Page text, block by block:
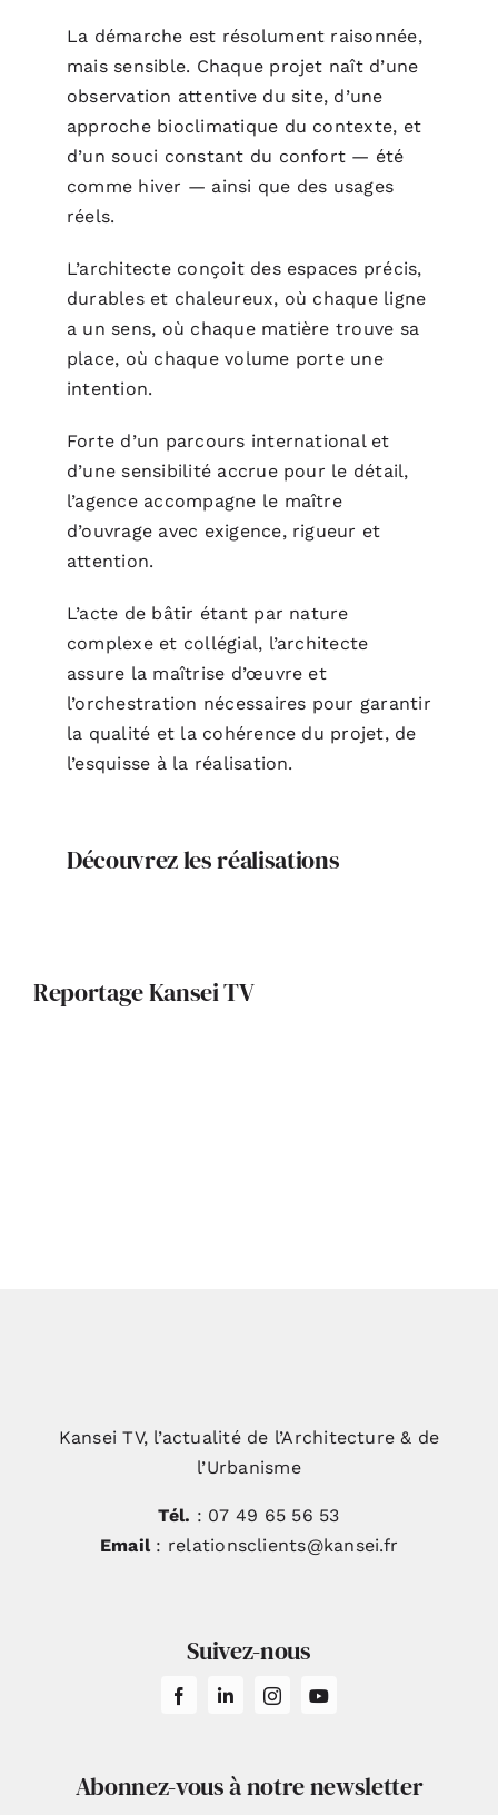
La démarche est résolument raisonnée,
mais sensible. Chaque projet naît d’une
observation attentive du site, d’une
approche bioclimatique du contexte, et
d’un souci constant du confort — été
comme hiver — ainsi que des usages
réels.
L’architecte conçoit des espaces précis,
durables et chaleureux, où chaque ligne
a un sens, où chaque matière trouve sa
place, où chaque volume porte une
intention.
Forte d’un parcours international et
d’une sensibilité accrue pour le détail,
l’agence accompagne le maître
d’ouvrage avec exigence, rigueur et
attention.
L’acte de bâtir étant par nature
complexe et collégial, l’architecte
assure la maîtrise d’œuvre et
l’orchestration nécessaires pour garantir
la qualité et la cohérence du projet, de
l’esquisse à la réalisation.
Découvrez les réalisations
Reportage Kansei TV
Kansei TV, l’actualité de l’Architecture & de
l’Urbanisme
Tél. : 07 49 65 56 53
Email: relationsclients@kansei.fr
Suivez-nous
Abonnez-vous à notre newsletter